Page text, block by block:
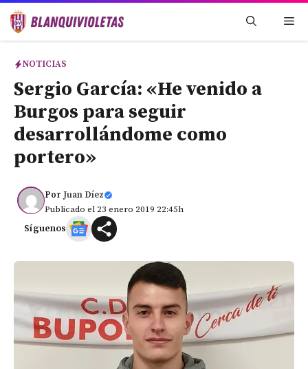
Saltar
NOTICIAS
Sergio García: «He venido a
Burgos para seguir
desarrollándome como
portero»
Por Juan Díez
Publicado el 23 enero 2019 22:45h
Síguenos